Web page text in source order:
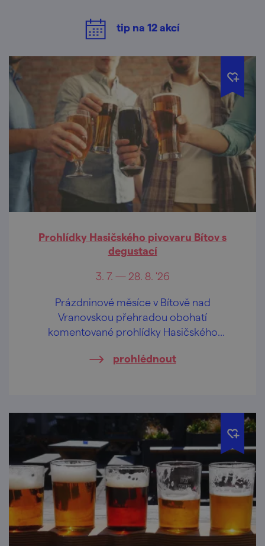
tip na 12akcí
Prohlídky Hasičského pivovaru Bítov s
degustací
3. 7. — 28. 8. '26
Prázdninové měsíce v Bítově nad
Vranovskou přehradou obohatí
komentované prohlídky Hasičského
prohlédnout